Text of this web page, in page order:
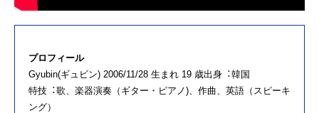
プロフィール
Gyubin(ギュビン) 2006/11/28 ⽣まれ 19 歳出⾝︓韓国
特技︓歌、楽器演奏（ギター・ピアノ)、作曲、英語（スピーキ
ング）